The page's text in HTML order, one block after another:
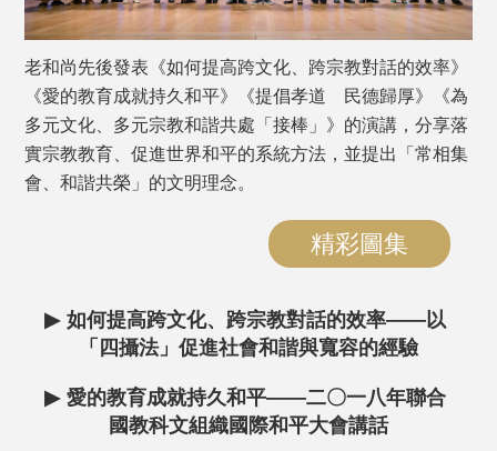
老和尚先後發表《如何提高跨文化、跨宗教對話的效率》
《愛的教育成就持久和平》《提倡孝道 民德歸厚》《為
多元文化、多元宗教和諧共處「接棒」》的演講，分享落
實宗教教育、促進世界和平的系統方法，並提出「常相集
會、和諧共榮」的文明理念。
精彩圖集
▶ 如何提高跨文化、跨宗教對話的效率——以
「四攝法」促進社會和諧與寬容的經驗
▶ 愛的教育成就持久和平——二〇一八年聯合
國教科文組織國際和平大會講話